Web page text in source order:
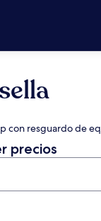
con resguardo de
precios